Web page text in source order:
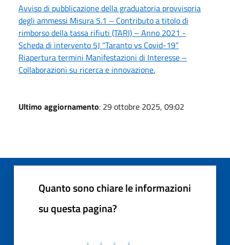
Avviso di pubblicazione della graduatoria provvisoria
degli ammessi Misura 5.1 – Contributo a titolo di
rimborso della tassa rifiuti (TARI) – Anno 2021 -
Scheda di intervento 5J “Taranto vs Covid-19”
Riapertura termini Manifestazioni di Interesse –
Collaborazioni su ricerca e innovazione.
Ultimo aggiornamento: 29 ottobre 2025, 09:02
Quanto sono chiare le informazioni
su questa pagina?